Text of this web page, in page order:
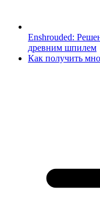
Enshrouded:
древним шпилем
Как получить